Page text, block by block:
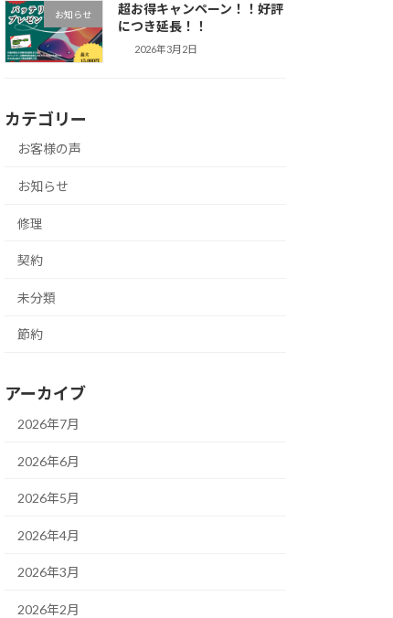
お知らせ
超お得キャンペーン！！好評
につき延長！！
2026年3月2日
カテゴリー
お客様の声
お知らせ
修理
契約
未分類
節約
アーカイブ
2026年7月
2026年6月
2026年5月
2026年4月
2026年3月
2026年2月